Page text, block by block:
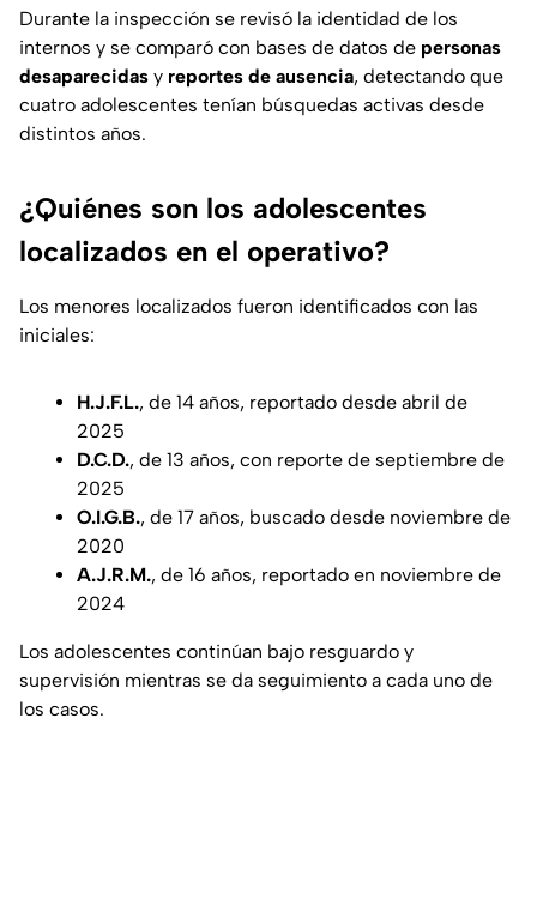
Durante la inspección se revisó la identidad de los
internos y se comparó con bases de datos de personas
desaparecidas y reportes de ausencia, detectando que
cuatro adolescentes tenían búsquedas activas desde
distintos años.
¿Quiénes son los adolescentes
localizados en el operativo?
Los menores localizados fueron identificados con las
iniciales:
H.J.F.L., de 14 años, reportado desde abril de
2025
D.C.D., de 13 años, con reporte de septiembre de
2025
O.I.G.B., de 17 años, buscado desde noviembre de
2020
A.J.R.M., de 16 años, reportado en noviembre de
2024
Los adolescentes continúan bajo resguardo y
supervisión mientras se da seguimiento a cada uno de
los casos.